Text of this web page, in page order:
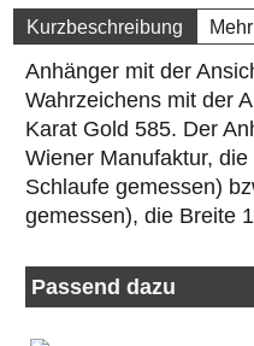
Kurzbeschreibung Mehr
Anhänger mit der
Wahrzeichens mit der
Karat Gold 585. Der
Wiener Manufaktur,
Schlaufe gemessen)
gemessen), die Breite
Passend dazu